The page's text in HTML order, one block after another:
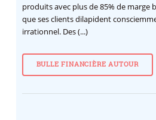
produits avec plus de 85% de marge
que ses clients dilapident
irrationnel. Des (...)
BULLE FINANCIÈRE AUTOUR